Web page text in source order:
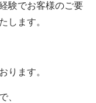
験でお客様のご要
します。
ります。
、